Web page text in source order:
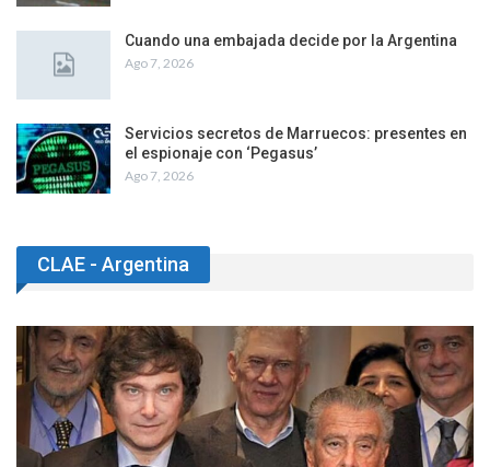
Cuando una embajada decide por la Argentina
Ago 7, 2026
Servicios secretos de Marruecos: presentes en
el espionaje con ‘Pegasus’
Ago 7, 2026
CLAE - Argentina